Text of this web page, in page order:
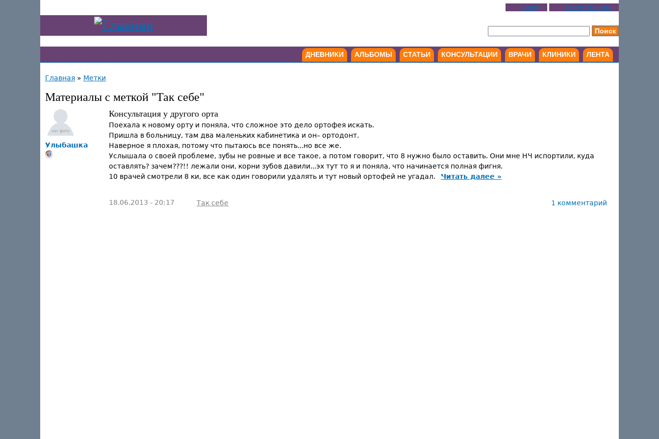
Вход Регистрация
ДНЕВНИКИ АЛЬБОМЫ СТАТЬИ КОНСУЛЬТАЦИИ ВРАЧИ КЛИНИКИ ЛЕНТА
Главная » Метки
Материалы с меткой "Так себе"
Улыбашка
Консультация у другого орта
Поехала к новому орту и поняла, что сложное это дело ортофея искать.
Пришла в больницу, там два маленьких кабинетика и он– ортодонт.
Наверное я плохая, потому что пытаюсь все понять...но все же.
Услышала о своей проблеме, зубы не ровные и все такое, а потом говорит, что 8 нужно было оставить. Они мне НЧ испортили, куда
оставлять? зачем???!! лежали они, корни зубов давили...эх тут то я и поняла, что начинается полная фигня.
10 врачей смотрели 8 ки, все как один говорили удалять и тут новый ортофей не угадал.
Читать далее »
18.06.2013 - 20:17 Так себе 1 комментарий